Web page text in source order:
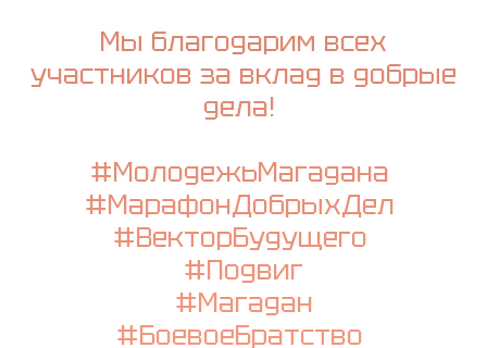
Мы благодарим всех
участников за вклад в добрые
дела!
#МолодежьМагадана
#МарафонДобрыхДел
#ВекторБудущего
#Подвиг
#Магадан
#БоевоеБратство